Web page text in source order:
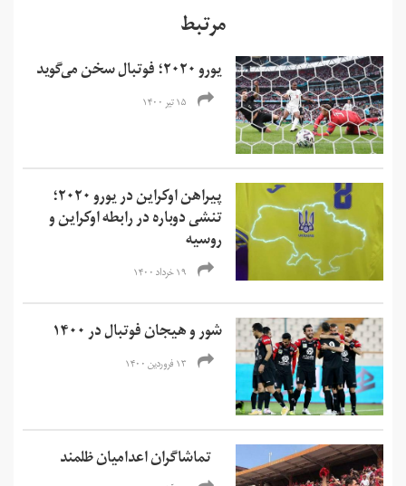
مرتبط
یورو ۲۰۲۰؛ فوتبال سخن می‌گوید
۱۵ تیر ۱۴۰۰
پیراهن اوکراین در یورو ۲۰۲۰؛
تنشی دوباره در رابطه اوکراین و
روسیه
۱۹ خرداد ۱۴۰۰
شور و هیجان فوتبال در ۱۴۰۰
۱۳ فروردین ۱۴۰۰
تماشاگران اعدامیان ظلمند